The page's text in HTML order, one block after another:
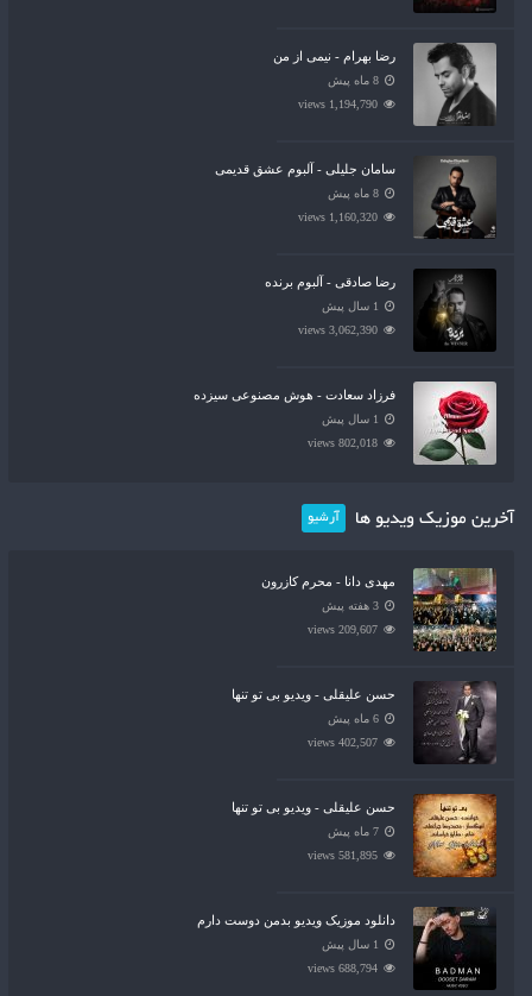
رضا بهرام - نیمی از من
8 ماه پیش
1,194,790 views
سامان جلیلی - آلبوم عشق قدیمی
8 ماه پیش
1,160,320 views
رضا صادقی - آلبوم برنده
1 سال پیش
3,062,390 views
فرزاد سعادت - هوش مصنوعی سیزده
1 سال پیش
802,018 views
آخرین موزیک ویدیو ها آرشیو
مهدی دانا - محرم کازرون
3 هفته پیش
209,607 views
حسن علیقلی - ویدیو بی تو تنها
6 ماه پیش
402,507 views
حسن علیقلی - ویدیو بی تو تنها
7 ماه پیش
581,895 views
دانلود موزیک ویدیو بدمن دوست دارم
1 سال پیش
688,794 views